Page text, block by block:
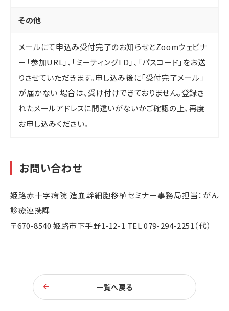
その他
メールにて申込み受付完了のお知らせとZoomウェビナ
ー「参加URL」、「ミーティングI D」、「パスコード」をお送
りさせていただきます。申し込み後に「受付完了メール」
が届かない 場合は、受け付けできておりません。登録さ
れたメールアドレスに間違いがないかご確認の上、再度
お申し込みください。
お問い合わせ
姫路赤十字病院 造血幹細胞移植セミナー事務局担当：がん
診療連携課
〒670-8540 姫路市下手野1-12-1 TEL079-294-2251（代）
一覧へ戻る